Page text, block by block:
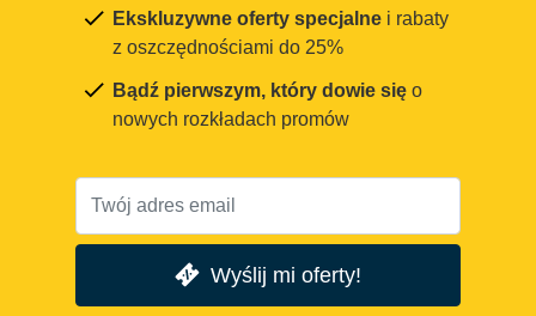
Ekskluzywne oferty specjalne i rabaty
z oszczędnościami do 25%
Bądź pierwszym, który dowie się o
nowych rozkładach promów
Wyślij mi oferty!